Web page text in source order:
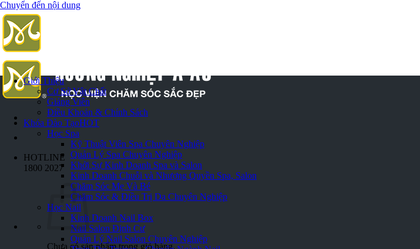
Chuyển đến nội dung
HOTLINE
1800 2027
Chưa có sản phẩm trong giỏ hàng.
Giới Thiệu
Cơ Sở Vật Chất
Giảng Viên
Điều Khoản & Chính Sách
Khóa Đào TạoHOT
Học Spa
Kỹ Thuật Viên Spa Chuyên Nghiệp
Quản Lý Spa Chuyên Nghiệp
Khởi Sự Kinh Doanh Spa và Salon
Kinh Doanh Chuỗi và Nhượng Quyền Spa, Salon
Chăm Sóc Mẹ Và Bé
Chăm Sóc & Điều Trị Da Chuyên Nghiệp
Học Nail
Kinh Doanh Nail Box
Nail Salon Định Cư
Quản Lý Nail Salon Chuyên Nghiệp